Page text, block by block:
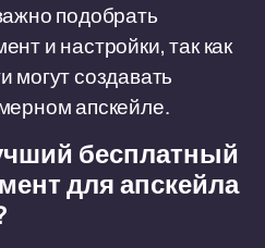
подобрать
и настройки, так как
могут создавать
апскейле.
бесплатный
для апскейла